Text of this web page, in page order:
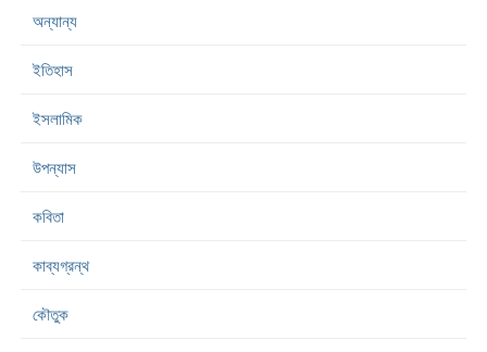
অন্যান্য
ইতিহাস
ইসলামিক
উপন্যাস
কবিতা
কাব্যগ্রন্থ
কৌতুক